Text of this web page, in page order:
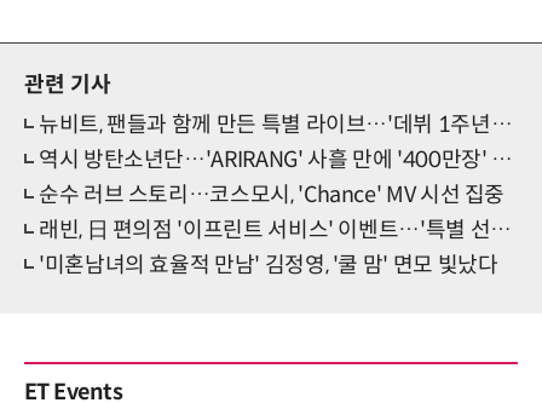
관련 기사
뉴비트, 팬들과 함께 만든 특별 라이브…'데뷔 1주년' 자축
역시 방탄소년단…'ARIRANG' 사흘 만에 '400만장' 위엄
순수 러브 스토리…코스모시, 'Chance' MV 시선 집중
래빈, 日 편의점 '이프린트 서비스' 이벤트…'특별 선물' 눈길
'미혼남녀의 효율적 만남' 김정영, '쿨 맘' 면모 빛났다
ET Events